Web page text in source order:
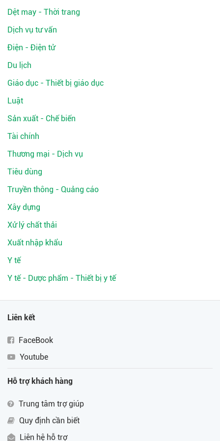
Dệt may - Thời trang
Dịch vụ tư vấn
Điện - Điện tử
Du lịch
Giáo dục - Thiết bị giáo dục
Luật
Sản xuất - Chế biến
Tài chính
Thương mại - Dịch vụ
Tiêu dùng
Truyền thông - Quảng cáo
Xây dựng
Xử lý chất thải
Xuất nhập khẩu
Y tế
Y tế - Dược phẩm - Thiết bị y tế
Liên kết
FaceBook
Youtube
Hỗ trợ khách hàng
Trung tâm trợ giúp
Quy định cần biết
Liên hệ hỗ trợ